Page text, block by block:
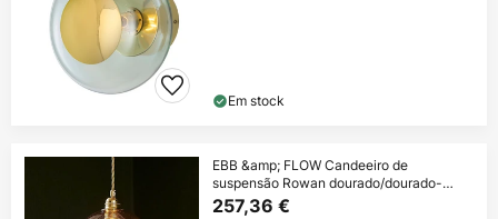
Em stock
EBB &amp; FLOW Candeeiro de
suspensão Rowan dourado/dourado-
fumado Ø 22cm
257,36 €